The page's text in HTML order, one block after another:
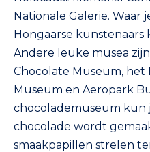
Nationale Galerie. Waar
Hongaarse
Andere leuke musea
Chocolate Museum, het
Museum en Aeropark
chocolademuseum kun
chocolade wordt
smaakpapillen strelen